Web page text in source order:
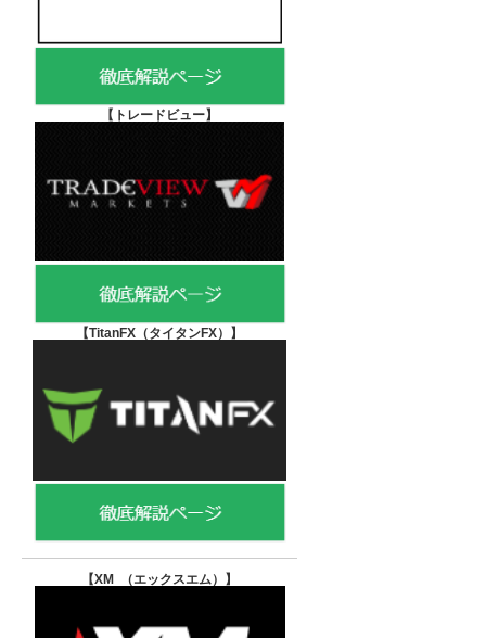
【 トレードビュー】
【TitanFX（タイタンFX） 】
【XM （エックスエム） 】